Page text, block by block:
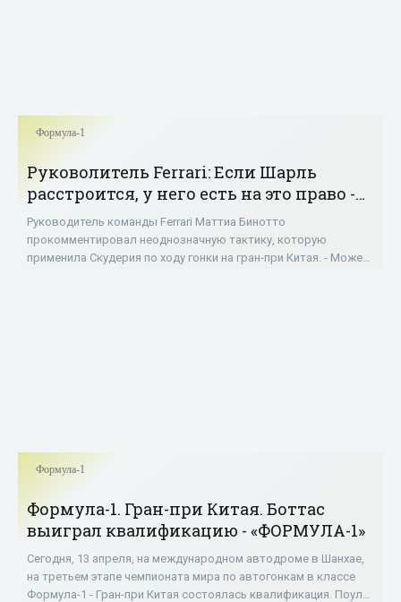
Формула-1
Руковолитель Ferrari: Если Шарль
расстроится, у него есть на это право -
«ФОРМУЛА-1»
Руководитель команды Ferrari Маттиа Бинотто
прокомментировал неоднозначную тактику, которую
применила Скудерия по ходу гонки на гран-при Китая. - Можете
Формула-1
Формула-1. Гран-при Китая. Боттас
выиграл квалификацию - «ФОРМУЛА-1»
Сегодня, 13 апреля, на международном автодроме в Шанхае,
на третьем этапе чемпионата мира по автогонкам в классе
Формула-1 - Гран-при Китая состоялась квалификация. Поул